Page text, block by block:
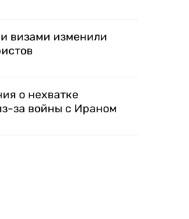
визами изменили
о нехватке
за войны с Ираном